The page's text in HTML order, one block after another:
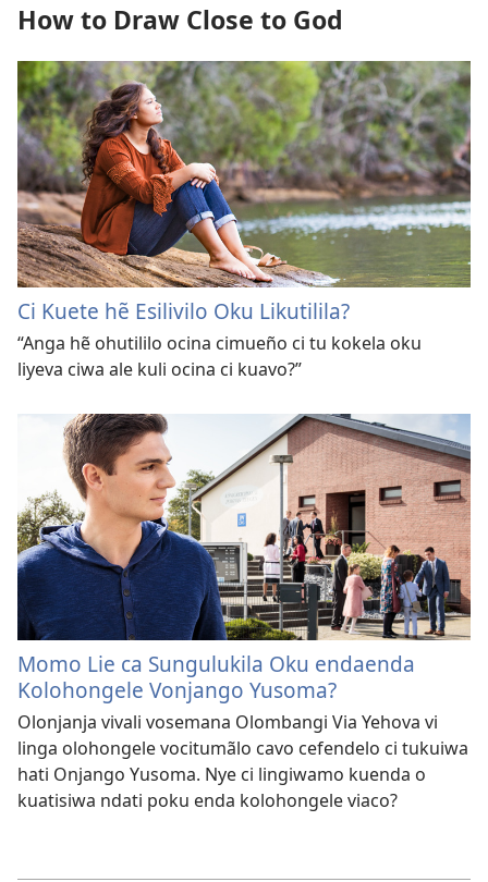
How to Draw Close to God
Ci Kuete hẽ Esilivilo Oku Likutilila?
“Anga hẽ ohutililo ocina cimueño ci tu kokela oku
liyeva ciwa ale kuli ocina ci kuavo?”
Momo Lie ca Sungulukila Oku endaenda
Kolohongele Vonjango Yusoma?
Olonjanja vivali vosemana Olombangi Via Yehova vi
linga olohongele vocitumãlo cavo cefendelo ci tukuiwa
hati Onjango Yusoma. Nye ci lingiwamo kuenda o
kuatisiwa ndati poku enda kolohongele viaco?